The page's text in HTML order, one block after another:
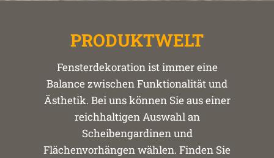
PRODUKTWELT
Fensterdekoration ist immer eine
Balance zwischen Funktionalität und
Ästhetik. Bei uns können Sie aus einer
reichhaltigen Auswahl an
Scheibengardinen und
Flächenvorhängen wählen. Finden Sie